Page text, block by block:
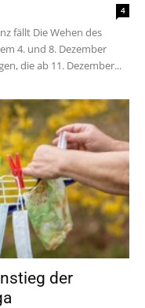
4
fällt Die Wehen des
4. und 8. Dezember
die ab 11. Dezember...
der